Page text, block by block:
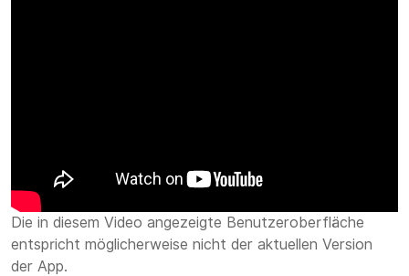
Die in diesem Video angezeigte Benutzeroberfläche
entspricht möglicherweise nicht der aktuellen Version
der App.